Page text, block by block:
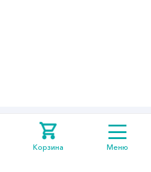
301 05 14
Корзина Меню